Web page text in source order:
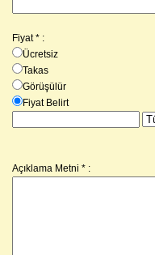
Fiyat* :
Ücretsiz
Takas
Görüşülür
Fiyat Belirt
Açıklama Metni * :